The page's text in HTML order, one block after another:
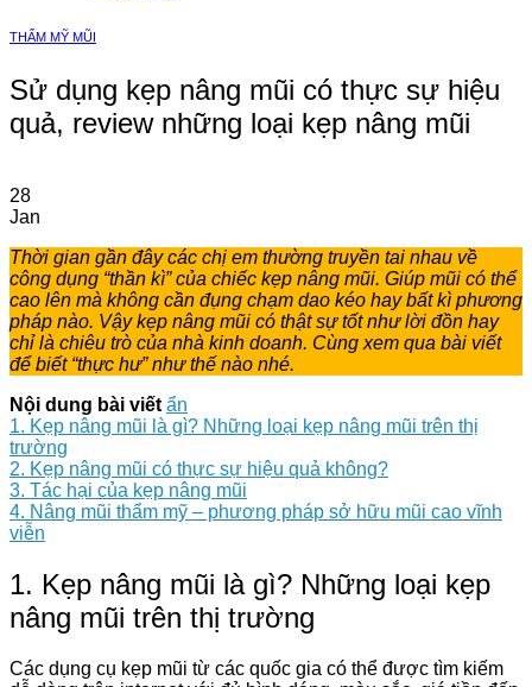
THẨM MỸ MŨI
Sử dụng kẹp nâng mũi có thực sự hiệu
quả, review những loại kẹp nâng mũi
28
Jan
Thời gian gần đây các chị em thường truyền tai nhau về
công dụng “thần kì” của chiếc kẹp nâng mũi. Giúp mũi có thể
cao lên mà không cần đụng chạm dao kéo hay bất kì phương
pháp nào. Vậy kẹp nâng mũi có thật sự tốt như lời đồn hay
chỉ là chiêu trò của nhà kinh doanh. Cùng xem qua bài viết
để biết “thực hư” như thế nào nhé.
Nội dung bài viết ẩn
1. Kẹp nâng mũi là gì? Những loại kẹp nâng mũi trên thị
trường
2. Kẹp nâng mũi có thực sự hiệu quả không?
3. Tác hại của kẹp nâng mũi
4. Nâng mũi thẩm mỹ – phương pháp sở hữu mũi cao vĩnh
viễn
1. Kẹp nâng mũi là gì? Những loại kẹp
nâng mũi trên thị trường
Các dụng cụ kẹp mũi từ các quốc gia có thể được tìm kiếm